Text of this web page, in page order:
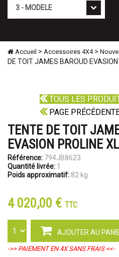
Accueil > Accessoires 4X4>
DE TOIT JAMES BAROUD EVASION
TOUS LES
PAGE
TENTE DE TOIT
EVASION PROLINE XL
Référence: 794JB8623
Quantité livrée: 1
Poids approximatif: 82 kg
4 020,00 € TTC
AJOUTER AU
->> PAIEMENT EN 4X SANS FRAIS <<-